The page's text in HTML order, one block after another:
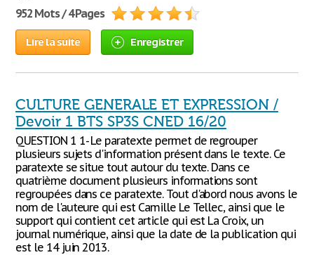
952 Mots / 4 Pages
Lire la suite Enregistrer
CULTURE GENERALE ET EXPRESSION /
Devoir 1 BTS SP3S CNED 16/20
QUESTION 1 1- Le paratexte permet de regrouper
plusieurs sujets d'information présent dans le texte. Ce
paratexte se situe tout autour du texte. Dans ce
quatrième document plusieurs informations sont
regroupées dans ce paratexte. Tout d'abord nous avons le
nom de l'auteure qui est Camille Le Tellec, ainsi que le
support qui contient cet article qui est La Croix, un
journal numérique, ainsi que la date de la publication qui
est le 14 juin 2013.